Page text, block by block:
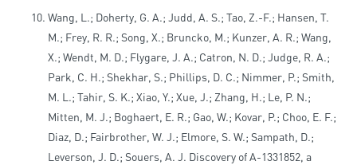
Wang, L.; Doherty, G. A.; Judd, A. S.; Tao, Z.-F.; Hansen, T.
M.; Frey, R. R.; Song, X.; Bruncko, M.; Kunzer, A. R.; Wang,
X.; Wendt, M. D.; Flygare, J. A.; Catron, N. D.; Judge, R. A.;
Park, C. H.; Shekhar, S.; Phillips, D. C.; Nimmer, P.; Smith,
M. L.; Tahir, S. K.; Xiao, Y.; Xue, J.; Zhang, H.; Le, P. N.;
Mitten, M. J.; Boghaert, E. R.; Gao, W.; Kovar, P.; Choo, E. F.;
Diaz, D.; Fairbrother, W. J.; Elmore, S. W.; Sampath, D.;
Leverson, J. D.; Souers, A. J. Discovery of A-1331852, a